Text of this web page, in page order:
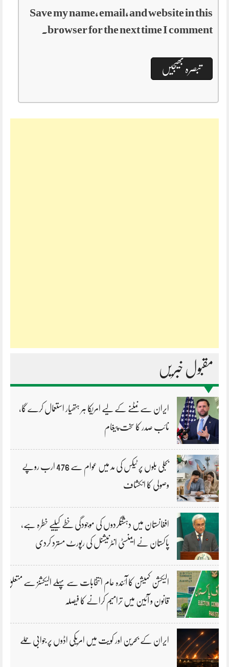
Save my name, email, and website in this
browser for the next time I comment.
مقبول خبریں
ایران سے نمٹنے کے لیے امریکا ہر ہتھیار استعمال کرے گا،
نائب صدر کا سخت پیغام
بجلی بلوں پر ٹیکس کی مد میں عوام سے 476 ارب روپے
وصولی کا انکشاف
افغانستان میں دہشتگردوں کی موجودگی خطے کیلیے خطرہ ہے،
پاکستان نے ایمنسٹی انٹرنیشنل کی رپورٹ مسترد کردی
الیکشن کمیشن کا آئندہ عام انتخابات سے پہلے الیکشنز سے متعلق
قانون و آئین میں ترامیم کرانے کا فیصلہ
ایران کے بحرین اور کویت میں امریکی اڈوں پر جوابی حملے